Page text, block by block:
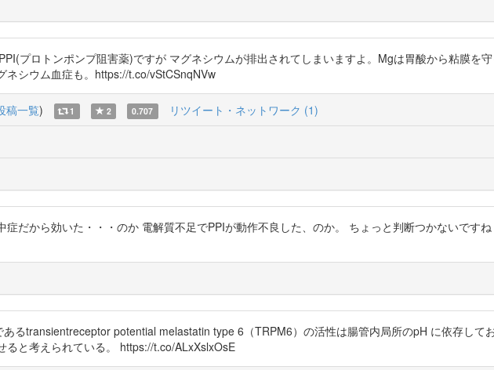
プロトンポンプ阻害薬)ですが マグネシウムが排出されてしまいますよ。Mgは胃酸から粘膜を
ネシウム血症も。https://t.co/vStCSnqNVw
稿一覧) 1 2 0.707 リツイート・ネットワーク (1)
だから効いた・・・のか 電解質不足でPPIが動作不良した、のか。 ちょっと判断つかないですね
るtransientreceptor potential melastatin type 6（TRPM6）の活性は腸管内局所のpH に依存して
と考えられている。 https://t.co/ALxXslxOsE